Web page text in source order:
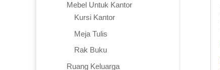
Mebel Untuk Kantor
Kursi Kantor
Meja Tulis
Rak Buku
Ruang Keluarga